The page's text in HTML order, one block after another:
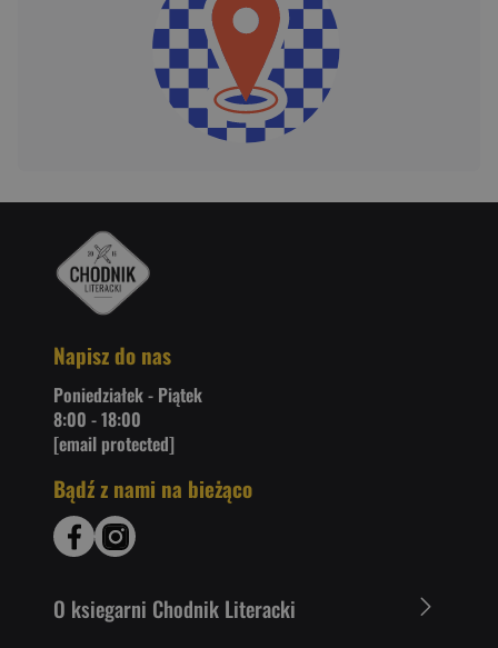
Napisz do nas
Poniedziałek - Piątek
8:00 - 18:00
[email protected]
Bądź z nami na bieżąco
O ksiegarni Chodnik Literacki